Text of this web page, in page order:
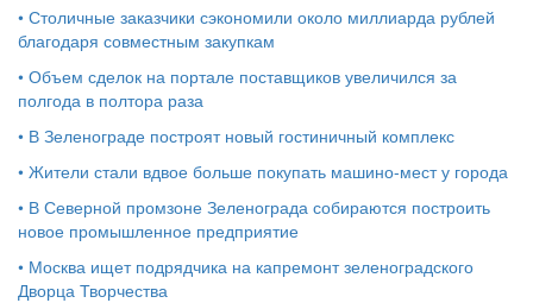
• Столичные заказчики сэкономили около миллиарда рублей
благодаря совместным закупкам
• Объем сделок на портале поставщиков увеличился за
полгода в полтора раза
• В Зеленограде построят новый гостиничный комплекс
• Жители стали вдвое больше покупать машино-мест у города
• В Северной промзоне Зеленограда собираются построить
новое промышленное предприятие
• Москва ищет подрядчика на капремонт зеленоградского
Дворца Творчества